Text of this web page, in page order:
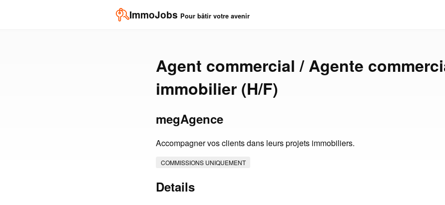
ImmoJobs Pour bâtir votre avenir
Agent commercial / Agente
immobilier (H/F)
megAgence
Accompagner vos clients dans leurs projets immobiliers.
COMMISSIONS UNIQUEMENT
Details